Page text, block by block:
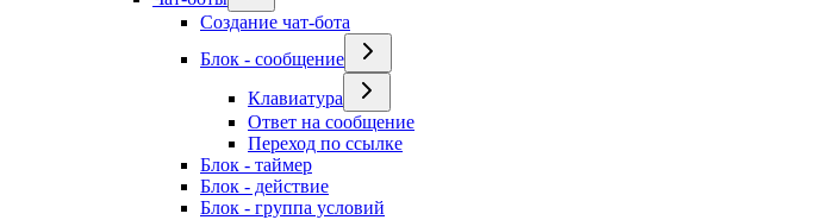
Создание чат-бота
Блок - сообщение
Клавиатура
Ответ на сообщение
Переход по ссылке
Блок - таймер
Блок - действие
Блок - группа условий